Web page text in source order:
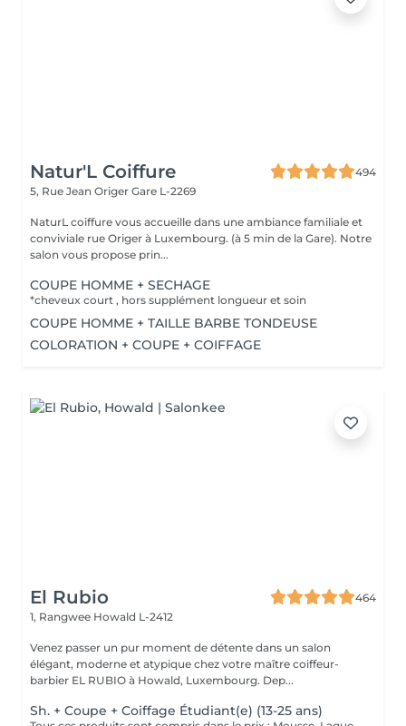
Natur'L Coiffure
494
5, Rue Jean Origer Gare L-2269
NaturL coiffure vous accueille dans une ambiance familiale et
conviviale rue Origer à Luxembourg. (à 5 min de la Gare). Notre
salon vous propose prin...
COUPE HOMME + SECHAGE
*cheveux court , hors supplément longueur et soin
COUPE HOMME + TAILLE BARBE TONDEUSE
COLORATION + COUPE + COIFFAGE
El Rubio
464
1, Rangwee Howald L-2412
Venez passer un pur moment de détente dans un salon
élégant, moderne et atypique chez votre maître coiffeur-
barbier EL RUBIO à Howald, Luxembourg. Dep...
Sh. + Coupe + Coiffage Étudiant(e) (13-25 ans)